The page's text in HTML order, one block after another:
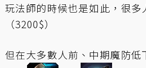
玩法師的時候也是如此，很多
（3200$）
但在大多數人前、中期魔防低